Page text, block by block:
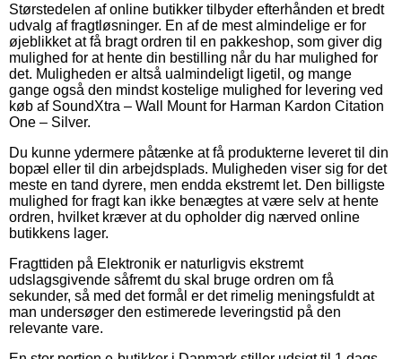
Størstedelen af online butikker tilbyder efterhånden et bredt
udvalg af fragtløsninger. En af de mest almindelige er for
øjeblikket at få bragt ordren til en pakkeshop, som giver dig
mulighed for at hente din bestilling når du har mulighed for
det. Muligheden er altså ualmindeligt ligetil, og mange
gange også den mindst kostelige mulighed for levering ved
køb af SoundXtra – Wall Mount for Harman Kardon Citation
One – Silver.
Du kunne ydermere påtænke at få produkterne leveret til din
bopæl eller til din arbejdsplads. Muligheden viser sig for det
meste en tand dyrere, men endda ekstremt let. Den billigste
mulighed for fragt kan ikke benægtes at være selv at hente
ordren, hvilket kræver at du opholder dig nærved online
butikkens lager.
Fragttiden på Elektronik er naturligvis ekstremt
udslagsgivende såfremt du skal bruge ordren om få
sekunder, så med det formål er det rimelig meningsfuldt at
man undersøger den estimerede leveringstid på den
relevante vare.